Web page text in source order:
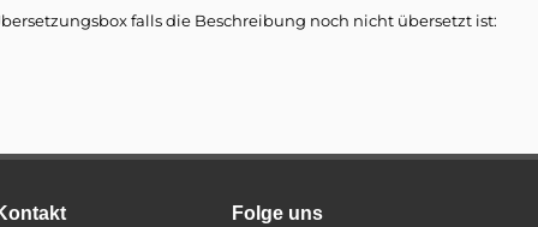
falls die Beschreibung noch nicht übersetzt ist:
Folge uns